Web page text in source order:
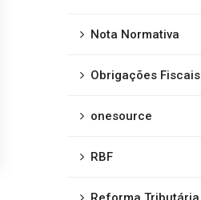
Nota Normativa
Obrigações Fiscais
onesource
RBF